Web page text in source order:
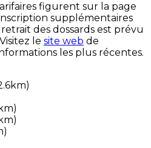
figurent sur la page
supplémentaires
des dossards est prévu
le site web de
les plus récentes.